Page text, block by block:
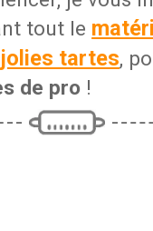
tout le
tartes,
de pro !